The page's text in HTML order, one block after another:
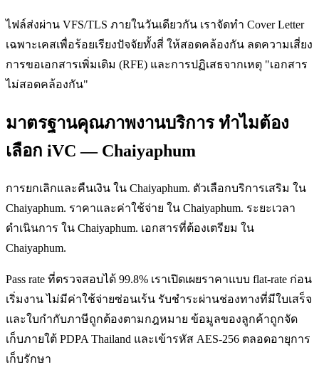
ไฟล์ส่งผ่าน VFS/TLS ภายในวันเดียวกัน เราจัดทำ Cover Letter
เฉพาะเคสเพื่อร้อยเรียงปัจจัยทั้งสี่ ให้สอดคล้องกัน ลดความเสี่ยง
การขอเอกสารเพิ่มเติม (RFE) และการปฏิเสธจากเหตุ "เอกสาร
ไม่สอดคล้องกัน"
มาตรฐานคุณภาพงานบริการ ทำไมต้อง
เลือก iVC — Chaiyaphum
การยกเลิกและคืนเงิน ใน Chaiyaphum. ตัวเลือกบริการเสริม ใน
Chaiyaphum. ราคาและค่าใช้จ่าย ใน Chaiyaphum. ระยะเวลา
ดำเนินการ ใน Chaiyaphum. เอกสารที่ต้องเตรียม ใน
Chaiyaphum.
Pass rate ที่ตรวจสอบได้ 99.8% เราเปิดเผยราคาแบบ flat-rate ก่อน
เริ่มงาน ไม่มีค่าใช้จ่ายซ่อนเร้น รับชำระผ่านช่องทางที่มีใบเสร็จ
และใบกำกับภาษีถูกต้องตามกฎหมาย ข้อมูลของลูกค้าถูกจัด
เก็บภายใต้ PDPA Thailand และเข้ารหัส AES-256 ตลอดอายุการ
เก็บรักษา